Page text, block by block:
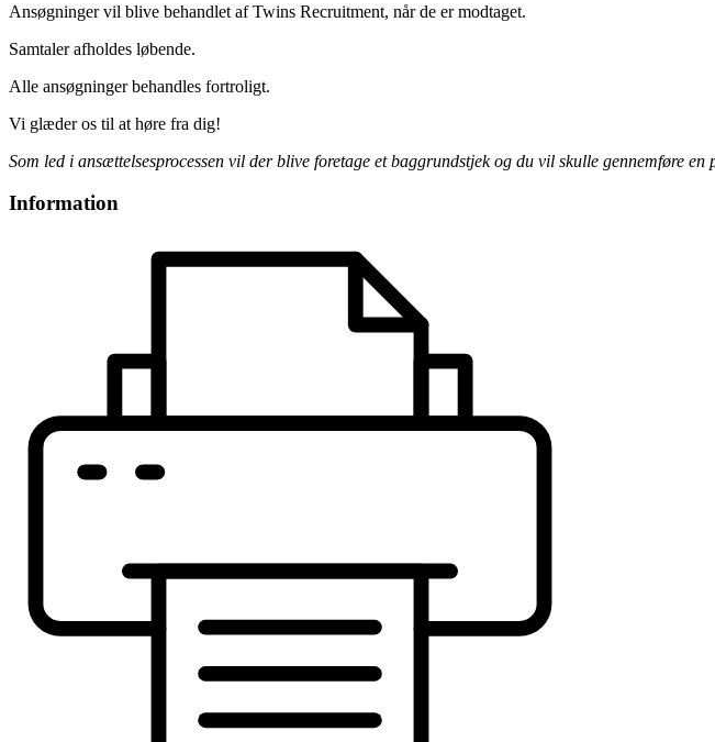
Ansøgninger vil blive behandlet af Twins Recruitment, når de er modtaget.
Samtaler afholdes løbende.
Alle ansøgninger behandles fortroligt.
Vi glæder os til at høre fra dig!
Som led i ansættelsesprocessen vil der blive foretage et baggrundstjek og du vil skulle gennemføre
Information